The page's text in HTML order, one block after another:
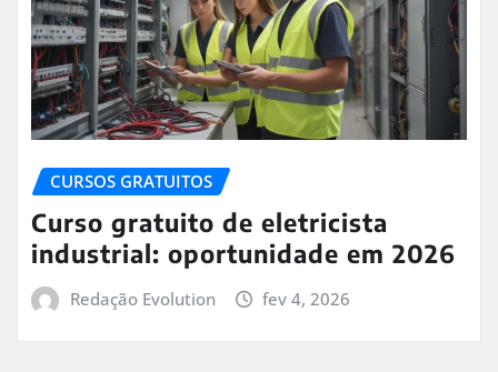
CURSOS GRATUITOS
Curso gratuito de eletricista
industrial: oportunidade em 2026
Redação Evolution fev 4, 2026